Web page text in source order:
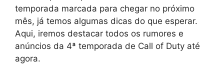
temporada marcada para chegar no próximo
mês, já temos algumas dicas do que esperar.
Aqui, iremos destacar todos os rumores e
anúncios da 4ª temporada de Call of Duty até
agora.